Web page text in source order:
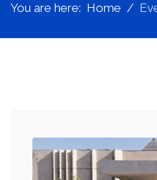
You are here: Home